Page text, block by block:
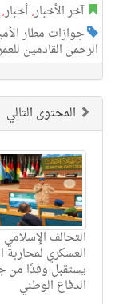
آخر الأخبار,أخبار,
جوازات مطار
الرحمن القادمين
المحتوى التالي
التحالف الإسلامي
العسكري لمحاربة
يستقبل وفدًا من
الدفاع الوطني